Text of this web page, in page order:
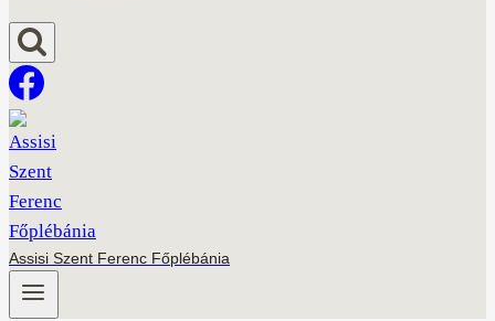
Assisi Szent Ferenc Főplébánia